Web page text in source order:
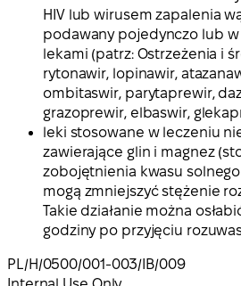
HIV lub wirusem zapalenia
podawany pojedynczo lub
lekami (patrz: Ostrzeżenia i
rytonawir, lopinawir,
ombitaswir, parytaprewir,
grazoprewir, elbaswir,
leki stosowane w leczeniu
zawierające glin i magnez
zobojętnienia kwasu solnego
mogą zmniejszyć stężenie
Takie działanie można
godziny po przyjęciu
PL/H/0500/001-003/IB/009